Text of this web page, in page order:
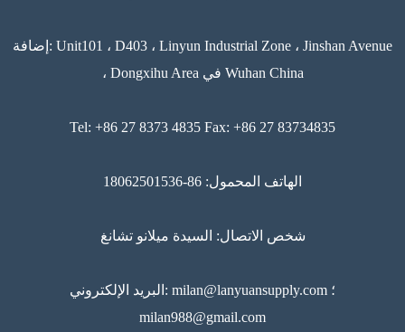
إضافة: Unit101 ، D403 ، Linyun Industrial Zone ، Jinshan Avenue
، Dongxihu Area في Wuhan China
Tel: +86 27 8373 4835 Fax: +86 27 83734835
الهاتف المحمول: 86-18062501536
شخص الاتصال: السيدة ميلانو تشانغ
البريد الإلكتروني: milan@lanyuansupply.com ؛
milan988@gmail.com